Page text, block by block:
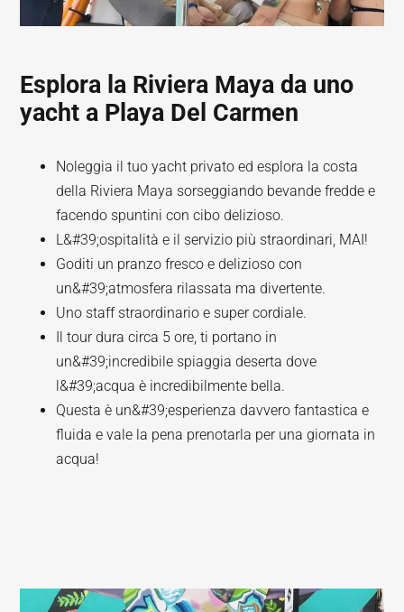
Esplora la Riviera Maya da uno
yacht a Playa Del Carmen
Noleggia il tuo yacht privato ed esplora la costa
della Riviera Maya sorseggiando bevande fredde e
facendo spuntini con cibo delizioso.
L&#39;ospitalità e il servizio più straordinari, MAI!
Goditi un pranzo fresco e delizioso con
un&#39;atmosfera rilassata ma divertente.
Uno staff straordinario e super cordiale.
Il tour dura circa 5 ore, ti portano in
un&#39;incredibile spiaggia deserta dove
l&#39;acqua è incredibilmente bella.
Questa è un&#39;esperienza davvero fantastica e
fluida e vale la pena prenotarla per una giornata in
acqua!